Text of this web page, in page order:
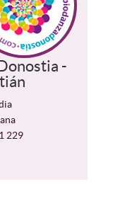
-
229